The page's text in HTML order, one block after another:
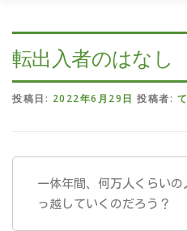
ホーム 中野ごはん ま
転出入者のはなし
投稿日: 2022年6月29日 投稿者:
一体年間、何万人くらいの
っ越していくのだろう？